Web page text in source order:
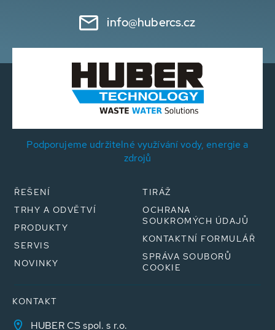
info@hubercs.cz
Podporujeme udržitelné využívání vody, energie a
zdrojů
ŘEŠENÍ
TRHY A ODVĚTVÍ
PRODUKTY
SERVIS
NOVINKY
TIRÁŽ
OCHRANA
SOUKROMÝCH ÚDAJŮ
KONTAKTNÍ FORMULÁŘ
SPRÁVA SOUBORŮ
COOKIE
KONTAKT
HUBER CS spol. s r.o.